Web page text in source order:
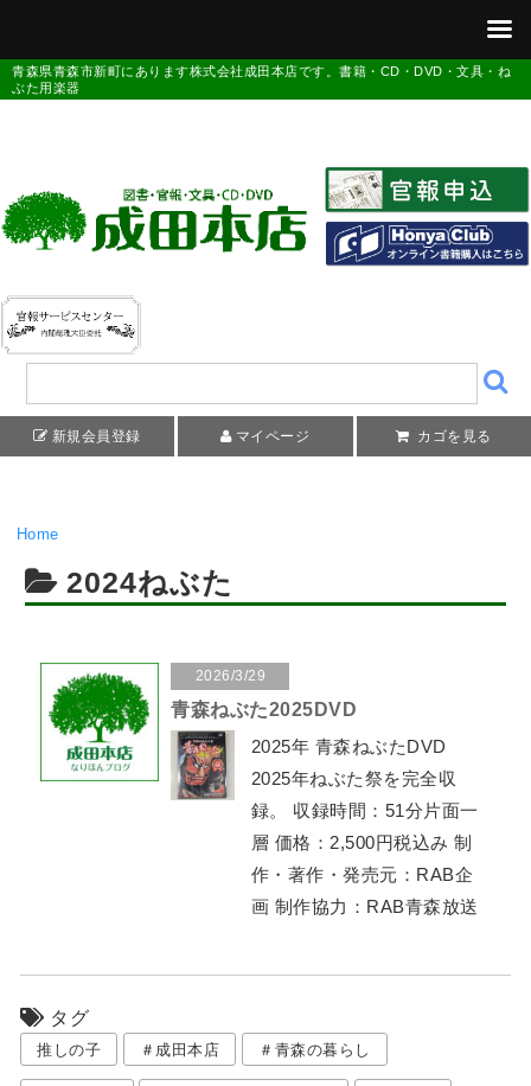
青森県青森市新町にあります株式会社成田本店です。書籍・CD・DVD・文具・ね
ぶた用楽器
新規会員登録 マイページ カゴを見る
Home
2024ねぶた
2026/3/29
青森ねぶた2025DVD
2025年 青森ねぶたDVD
2025年ねぶた祭を完全収
録。 収録時間：51分片面一
層 価格：2,500円税込み 制
作・著作・発売元：RAB企
画 制作協力：RAB青森放送
タグ
推しの子 ＃成田本店 ＃青森の暮らし